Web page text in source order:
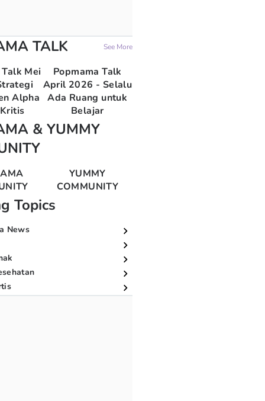
TALK See More
Mei
Alpha
Popmama Talk
April 2026 - Selalu
Ada Ruang untuk
Belajar
& YUMMY
YUMMY
COMMUNITY
Topics
News